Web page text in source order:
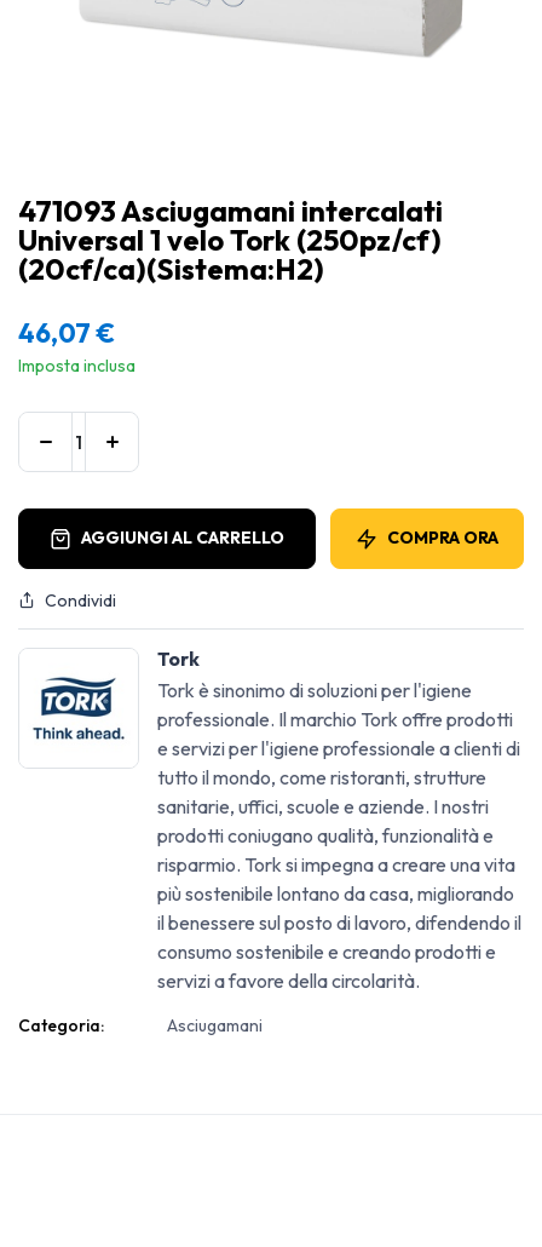
471093 Asciugamani intercalati
Universal 1 velo Tork (250pz/cf)
(20cf/ca)(Sistema:H2)
46,07€
Imposta inclusa
AGGIUNGI AL CARRELLO COMPRA ORA
Condividi
Tork
Tork è sinonimo di soluzioni per l'igiene
professionale. Il marchio Tork offre prodotti
e servizi per l'igiene professionale a clienti di
tutto il mondo, come ristoranti, strutture
sanitarie, uffici, scuole e aziende. I nostri
prodotti coniugano qualità, funzionalità e
risparmio. Tork si impegna a creare una vita
più sostenibile lontano da casa, migliorando
il benessere sul posto di lavoro, difendendo il
consumo sostenibile e creando prodotti e
servizi a favore della circolarità.
Categoria: Asciugamani